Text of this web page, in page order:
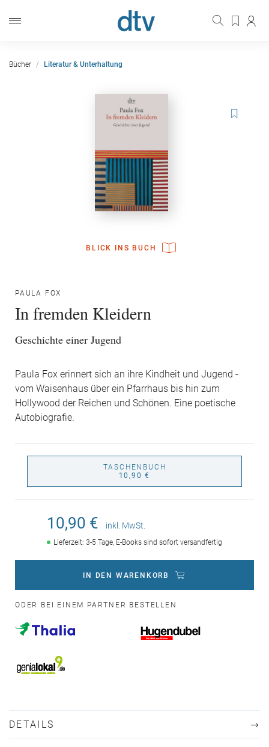
Bücher Literatur & Unterhaltung
BLICK INS BUCH
PAULA FOX
In fremden Kleidern
Geschichte einer Jugend
Paula Fox erinnert sich an ihre Kindheit und Jugend -
vom Waisenhaus über ein Pfarrhaus bis hin zum
Hollywood der Reichen und Schönen. Eine poetische
Autobiografie.
TASCHENBUCH
10,90 €
10,90 € inkl. MwSt.
Lieferzeit: 3-5 Tage, E-Books sind sofort versandfertig
IN DEN WARENKORB
ODER BEI EINEM PARTNER BESTELLEN
DETAILS